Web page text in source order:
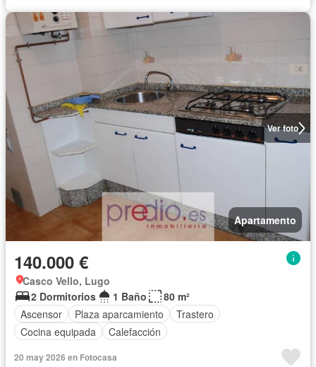
Ver foto
Apartamento
140.000 €
Casco Vello, Lugo
2 Dormitorios
1 Baño
80 m²
Ascensor
Plaza aparcamiento
Trastero
Cocina equipada
Calefacción
20 may 2026 en Fotocasa